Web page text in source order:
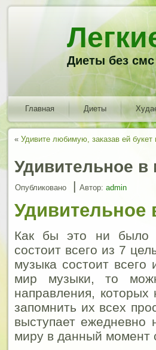
Диеты без смс
Главная Диеты
« Удивите любимую, заказав ей букет
Удивительное в
Опубликовано | Автор: admin
Удивительное
Как бы это ни было
состоит всего из 7
музыка состоит всего
мир музыки, то
направления,
запомнить их всех
выступает ежедневно
миру в данный